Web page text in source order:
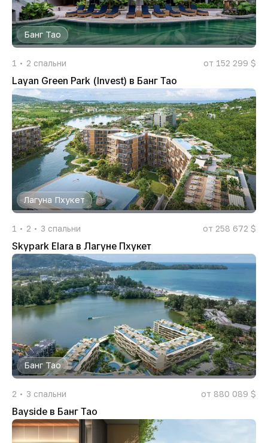
Банг Тао
1 2 спальни от 152 299 $
Layan Green Park (Invest) в Банг Тао
Лагуна Пхукет
1 2 3 спальни от 258 672 $
Skypark Elara в Лагуне Пхукет
Банг Тао
2 3 спальни от 880 089 $
Bayside в Банг Тао